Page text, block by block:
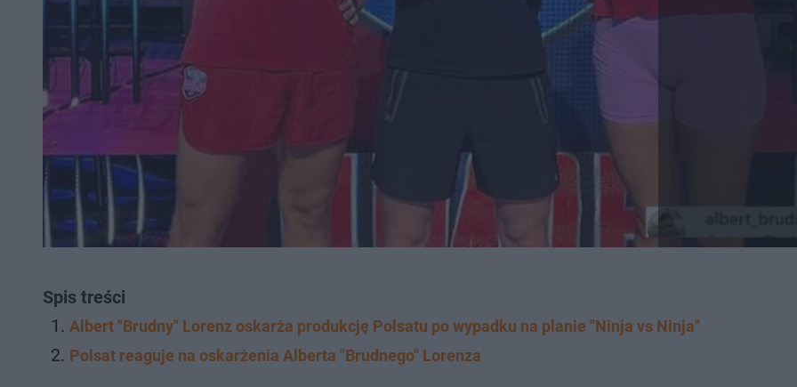
Spis treści
Albert "Brudny" Lorenz oskarża produkcję Polsatu po wypadku na planie "Ninja vs Ninja"
Polsat reaguje na oskarżenia Alberta "Brudnego" Lorenza